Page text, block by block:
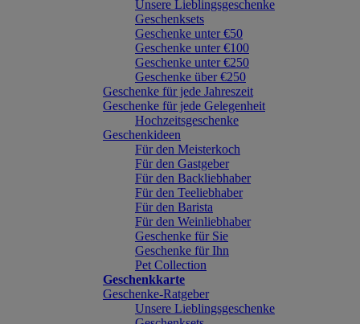
Unsere Lieblingsgeschenke
Geschenksets
Geschenke unter €50
Geschenke unter €100
Geschenke unter €250
Geschenke über €250
Geschenke für jede Jahreszeit
Geschenke für jede Gelegenheit
Hochzeitsgeschenke
Geschenkideen
Für den Meisterkoch
Für den Gastgeber
Für den Backliebhaber
Für den Teeliebhaber
Für den Barista
Für den Weinliebhaber
Geschenke für Sie
Geschenke für Ihn
Pet Collection
Geschenkkarte
Geschenke-Ratgeber
Unsere Lieblingsgeschenke